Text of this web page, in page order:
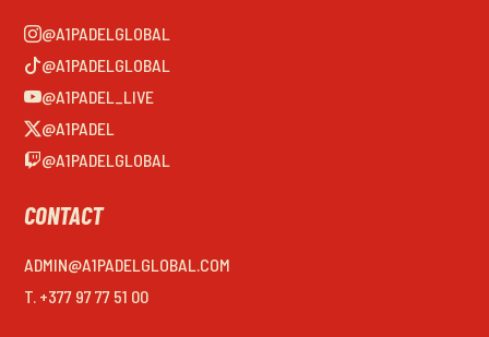
@A1PADELGLOBAL
@A1PADELGLOBAL
@A1PADEL_LIVE
@A1PADEL
@A1PADELGLOBAL
CONTACT
ADMIN@A1PADELGLOBAL.COM
T. +377 97 77 51 00